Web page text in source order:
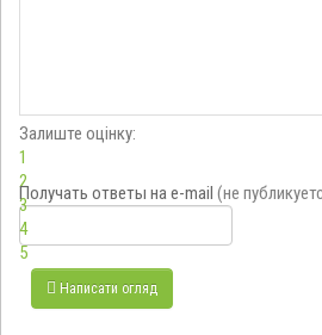
Залиште оцінку:
1
2
3
4
5
Получать ответы на e-mail (не
Написати огляд